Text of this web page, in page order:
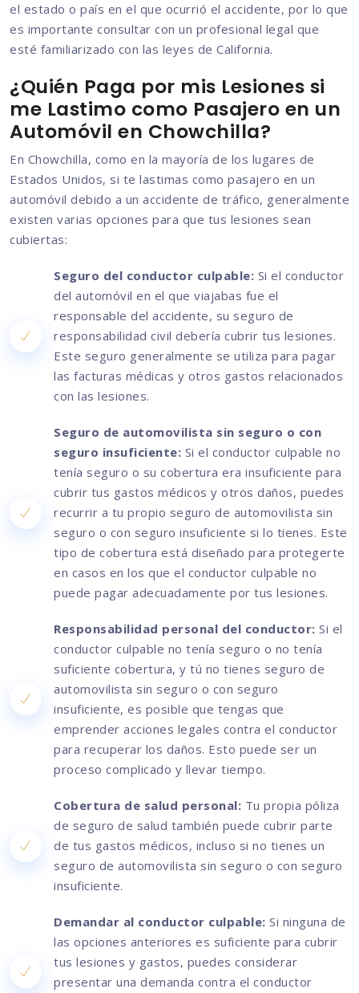
el estado o país en el que ocurrió el accidente, por lo que
es importante consultar con un profesional legal que
esté familiarizado con las leyes de California.
¿Quién Paga por mis Lesiones si
me Lastimo como Pasajero en un
Automóvil en Chowchilla?
En Chowchilla, como en la mayoría de los lugares de
Estados Unidos, si te lastimas como pasajero en un
automóvil debido a un accidente de tráfico, generalmente
existen varias opciones para que tus lesiones sean
cubiertas:
Seguro del conductor culpable: Si el conductor
del automóvil en el que viajabas fue el
responsable del accidente, su seguro de
responsabilidad civil debería cubrir tus lesiones.
Este seguro generalmente se utiliza para pagar
las facturas médicas y otros gastos relacionados
con las lesiones.
Seguro de automovilista sin seguro o con
seguro insuficiente: Si el conductor culpable no
tenía seguro o su cobertura era insuficiente para
cubrir tus gastos médicos y otros daños, puedes
recurrir a tu propio seguro de automovilista sin
seguro o con seguro insuficiente si lo tienes. Este
tipo de cobertura está diseñado para protegerte
en casos en los que el conductor culpable no
puede pagar adecuadamente por tus lesiones.
Responsabilidad personal del conductor: Si el
conductor culpable no tenía seguro o no tenía
suficiente cobertura, y tú no tienes seguro de
automovilista sin seguro o con seguro
insuficiente, es posible que tengas que
emprender acciones legales contra el conductor
para recuperar los daños. Esto puede ser un
proceso complicado y llevar tiempo.
Cobertura de salud personal: Tu propia póliza
de seguro de salud también puede cubrir parte
de tus gastos médicos, incluso si no tienes un
seguro de automovilista sin seguro o con seguro
insuficiente.
Demandar al conductor culpable: Si ninguna de
las opciones anteriores es suficiente para cubrir
tus lesiones y gastos, puedes considerar
presentar una demanda contra el conductor